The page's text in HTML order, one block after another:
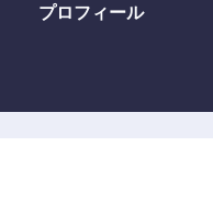
プロフィール